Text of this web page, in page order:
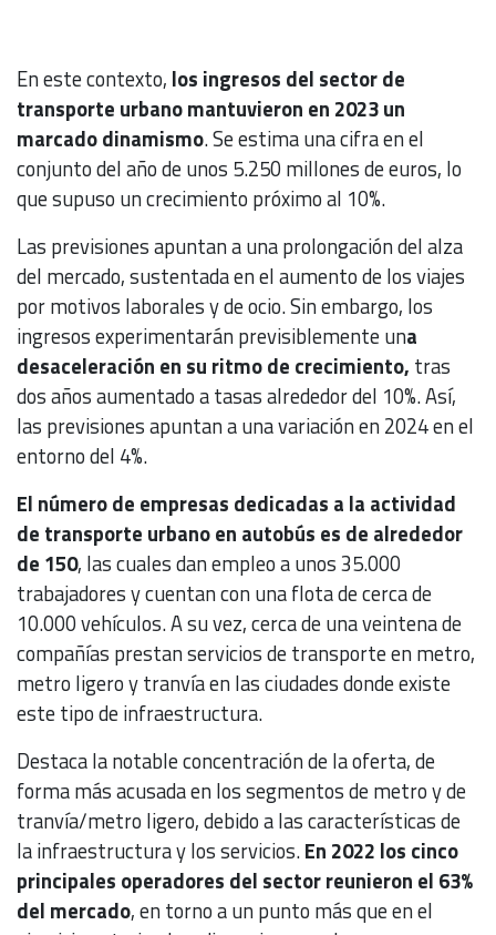
En este contexto, los ingresos del sector de
transporte urbano mantuvieron en 2023 un
marcado dinamismo. Se estima una cifra en el
conjunto del año de unos 5.250 millones de euros, lo
que supuso un crecimiento próximo al 10%.
Las previsiones apuntan a una prolongación del alza
del mercado, sustentada en el aumento de los viajes
por motivos laborales y de ocio. Sin embargo, los
ingresos experimentarán previsiblemente una
desaceleración en su ritmo de crecimiento, tras
dos años aumentado a tasas alrededor del 10%. Así,
las previsiones apuntan a una variación en 2024 en el
entorno del 4%.
El número de empresas dedicadas a la actividad
de transporte urbano en autobús es de alrededor
de 150, las cuales dan empleo a unos 35.000
trabajadores y cuentan con una flota de cerca de
10.000 vehículos. A su vez, cerca de una veintena de
compañías prestan servicios de transporte en metro,
metro ligero y tranvía en las ciudades donde existe
este tipo de infraestructura.
Destaca la notable concentración de la oferta, de
forma más acusada en los segmentos de metro y de
tranvía/metro ligero, debido a las características de
la infraestructura y los servicios.En 2022 los cinco
principales operadores del sector reunieron el 63%
del mercado, en torno a un punto más que en el